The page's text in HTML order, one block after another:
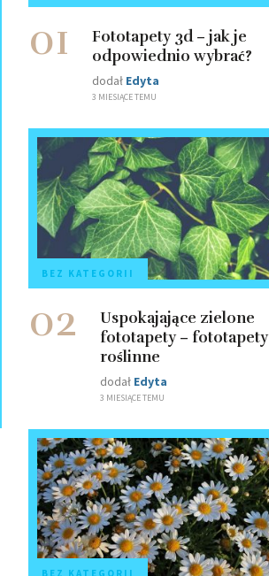
01
Fototapety 3d – jak je
odpowiednio wybrać?
dodał Edyta
3 MIESIĄCE TEMU
BEZ KATEGORII
02
Uspokajające zielone
fototapety – fototapety
roślinne
dodał Edyta
3 MIESIĄCE TEMU
BEZ KATEGORII